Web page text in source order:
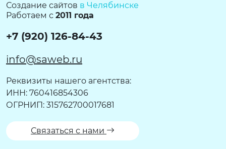
Создание сайтов в Челябинске
Работаем с 2011 года
+7 (920) 126-84-43
info@saweb.ru
Реквизиты нашего агентства:
ИНН: 760416854306
ОГРНИП: 315762700017681
Связаться с нами